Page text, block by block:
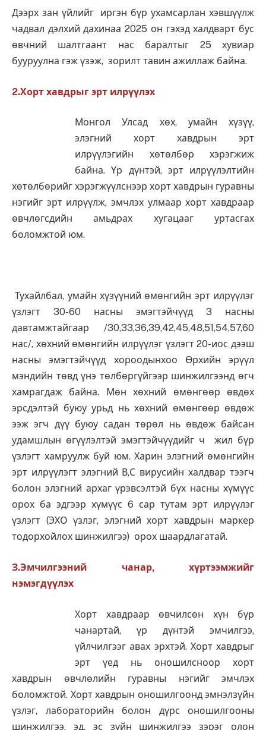
Дээрх зан үйлийг иргэн бүр ухамсарлан хэвшүүлж
чадвал дэлхий дахинаа 2025 он гэхэд халдварт бус
өвчний шалтгаант нас баралтыг 25 хувиар
бууруулна гэж үзэж, зорилт тавин ажиллаж байна.
2.Хорт хавдрыг эрт илрүүлэх
Монгол Улсад хөх, умайн хүзүү,
элэгний хорт хавдрын эрт
илрүүлэгийн хөтөлбөр хэрэгжиж
байна. Үр дүнтэй, эрт илрүүлэлтийн
хөтөлбөрийг хэрэгжүүлснээр хорт хавдрын гуравны
нэгийг эрт илрүүлж, эмчлэх улмаар хорт хавдраар
өвчлөгсдийн амьдрах хугацааг уртасгах
боломжтой юм.
Тухайлбал, умайн хүзүүний өмөнгийн эрт илрүүлэг
үзлэгт 30-60 насны эмэгтэйчүүд 3 насны
давтамжтайгаар /30,33,36,39,42,45,48,51,54,57,60
нас/, хөхний өмөнгийн илрүүлэг үзлэгт 20-иос дээш
насны эмэгтэйчүүд хороодынхоо Өрхийн эрүүл
мэндийн төвд үнэ төлбөргүйгээр шинжилгээнд өгч
хамрагдаж байна. Мөн хөхний өмөнгөөр өвдөх
эрсдэлтэй буюу урьд нь хөхний өмөнгөөр өвдөж
ээж эгч дүү буюу садан төрөл нь өвдөж байсан
удамшлын өгүүлэлтэй эмэгтэйчүүдийг ч жил бүр
үзлэгт хамруулж буй юм. Харин элэгний өмөнгийн
эрт илрүүлэгт элэгний В,С вирусийн халдвар тээгч
болон элэгний архаг үрэвсэлтэй бүх насны хүмүүс
орох ба эдгээр хүмүүс 6 сар тутам эрт илрүүлэг
үзлэгт (ЭХО үзлэг, элэгний хорт хавдрын маркер
тодорхойлох шинжилгээ) орох шаардлагатай.
З.Эмчилгээний чанар, хүртээмжийг
нэмэгдүүлэх
Хорт хавдраар өвчилсөн хүн бүр
чанартай, үр дүнтэй эмчилгээ,
үйлчилгээг авах эрхтэй. Хорт хавдрыг
эрт үед нь оношилсноор хорт
хавдрын өвчлөлийн гуравны нэгийг эмчлэх
боломжтой. Хорт хавдрын оношилгоонд эмнэлзүйн
үзлэг, лабораторийн болон дүрс оношилгооны
шинжилгээ, эд, эс зүйн шинжилгээ зэрэг олон